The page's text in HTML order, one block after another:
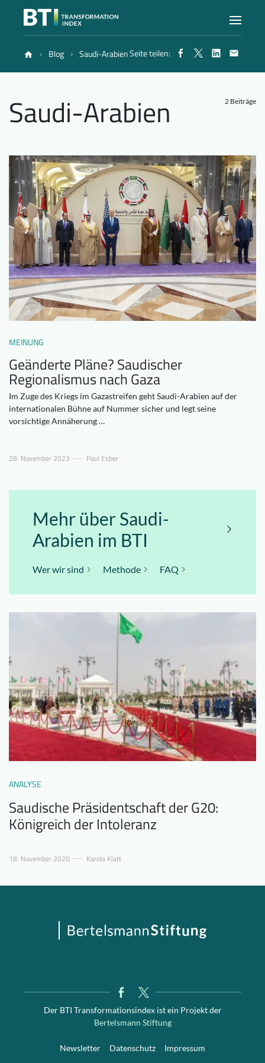
Methode
Blog
Downloads Wer wir sind
FAQ Newsletter
EN DE
Blog Saudi-ArabienSeite teilen:
Saudi-Arabien 2 Beiträge
MEINUNG
Geänderte Pläne? Saudischer
Regionalismus nach Gaza
Im Zuge des Kriegs im Gazastreifen geht Saudi-Arabien auf der
internationalen Bühne auf Nummer sicher und legt seine
vorsichtige Annäherung …
28. November 2023 Paul Esber
Mehr über Saudi-
Arabien im BTI
Wer wir sind Methode FAQ
ANALYSE
Saudische Präsidentschaft der G20:
Königreich der Intoleranz
18. November 2020 Karola Klatt
Der BTI Transformationsindex ist ein Projekt der
Bertelsmann Stiftung
Newsletter Datenschutz Impressum